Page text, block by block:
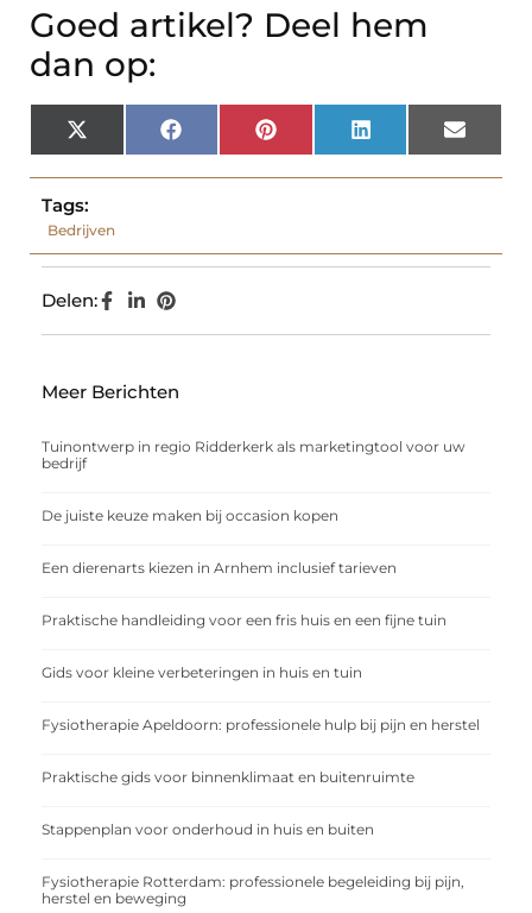
Goed artikel? Deel hem
dan op:
X
(Twitter)
Facebook Pinterest LinkedIn Email
Tags:
Bedrijven
Delen:
Meer Berichten
Tuinontwerp in regio Ridderkerk als marketingtool voor uw
bedrijf
De juiste keuze maken bij occasion kopen
Een dierenarts kiezen in Arnhem inclusief tarieven
Praktische handleiding voor een fris huis en een fijne tuin
Gids voor kleine verbeteringen in huis en tuin
Fysiotherapie Apeldoorn: professionele hulp bij pijn en herstel
Praktische gids voor binnenklimaat en buitenruimte
Stappenplan voor onderhoud in huis en buiten
Fysiotherapie Rotterdam: professionele begeleiding bij pijn,
herstel en beweging